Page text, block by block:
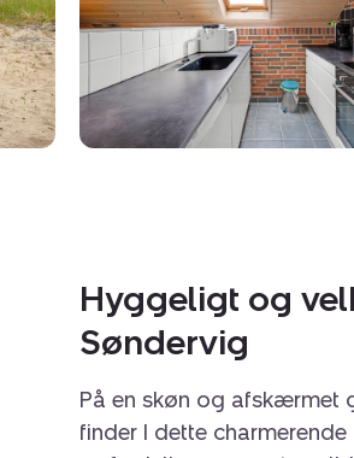
Hyggeligt og
Søndervig
På en skøn og afskærmet
finder I dette